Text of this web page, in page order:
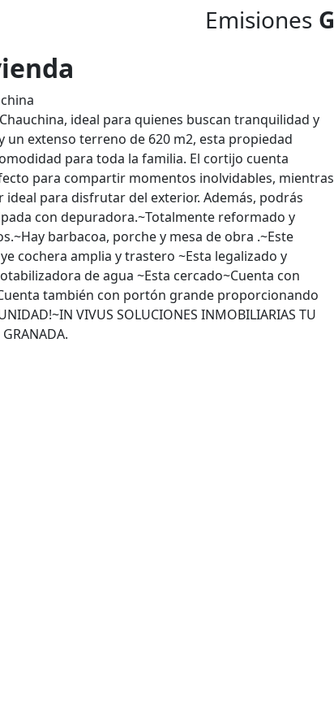
Emisiones G
ideal para quienes buscan tranquilidad y
extenso terreno de 620 m2, esta propiedad
para toda la familia. El cortijo cuenta
para compartir momentos inolvidables, mientras
para disfrutar del exterior. Además, podrás
con depuradora.~Totalmente reformado y
barbacoa, porche y mesa de obra .~Este
cochera amplia y trastero ~Esta legalizado y
de agua ~Esta cercado~Cuenta con
también con portón grande proporcionando
VIVUS SOLUCIONES INMOBILIARIAS TU